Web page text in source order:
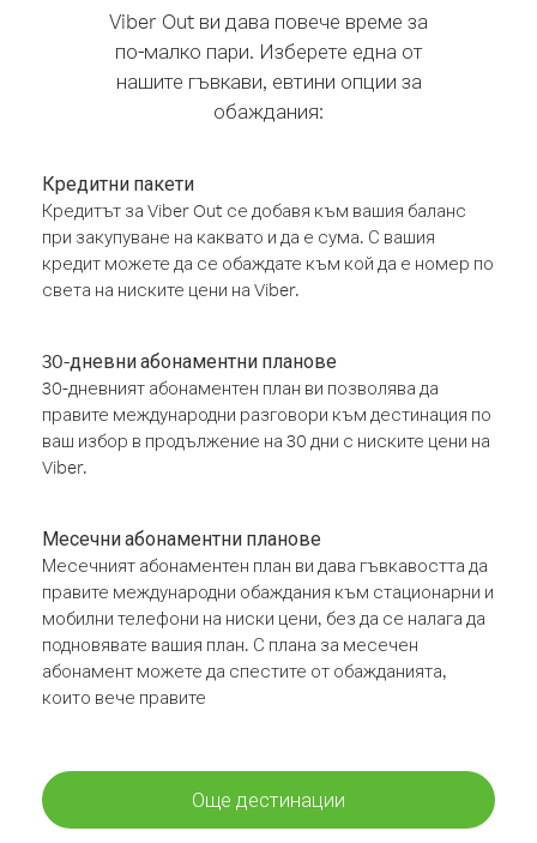
Viber Out ви дава повече време за
по-малко пари. Изберете една от
нашите гъвкави, евтини опции за
обаждания:
Кредитни пакети
Кредитът за Viber Out се добавя към вашия баланс
при закупуване на каквато и да е сума. С вашия
кредит можете да се обаждате към кой да е номер по
света на ниските цени на Viber.
30-дневни абонаментни планове
30-дневният абонаментен план ви позволява да
правите международни разговори към дестинация по
ваш избор в продължение на 30 дни с ниските цени на
Viber.
Месечни абонаментни планове
Месечният абонаментен план ви дава гъвкавостта да
правите международни обаждания към стационарни и
мобилни телефони на ниски цени, без да се налага да
подновявате вашия план. С плана за месечен
абонамент можете да спестите от обажданията,
които вече правите
Още дестинации